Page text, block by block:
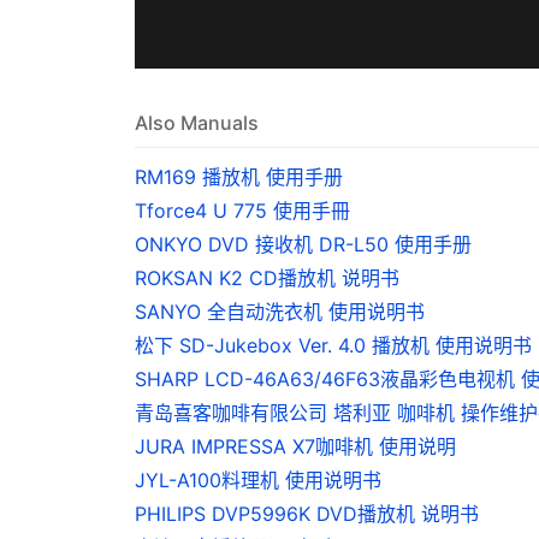
Also Manuals
RM169 播放机 使用手册
Tforce4 U 775 使用手冊
ONKYO DVD 接收机 DR-L50 使用手册
ROKSAN K2 CD播放机 说明书
SANYO 全自动洗衣机 使用说明书
松下 SD-Jukebox Ver. 4.0 播放机 使用说明书
SHARP LCD-46A63/46F63液晶彩色电视机
青岛喜客咖啡有限公司 塔利亚 咖啡机 操作维
JURA IMPRESSA X7咖啡机 使用说明
JYL-A100料理机 使用说明书
PHILIPS DVP5996K DVD播放机 说明书